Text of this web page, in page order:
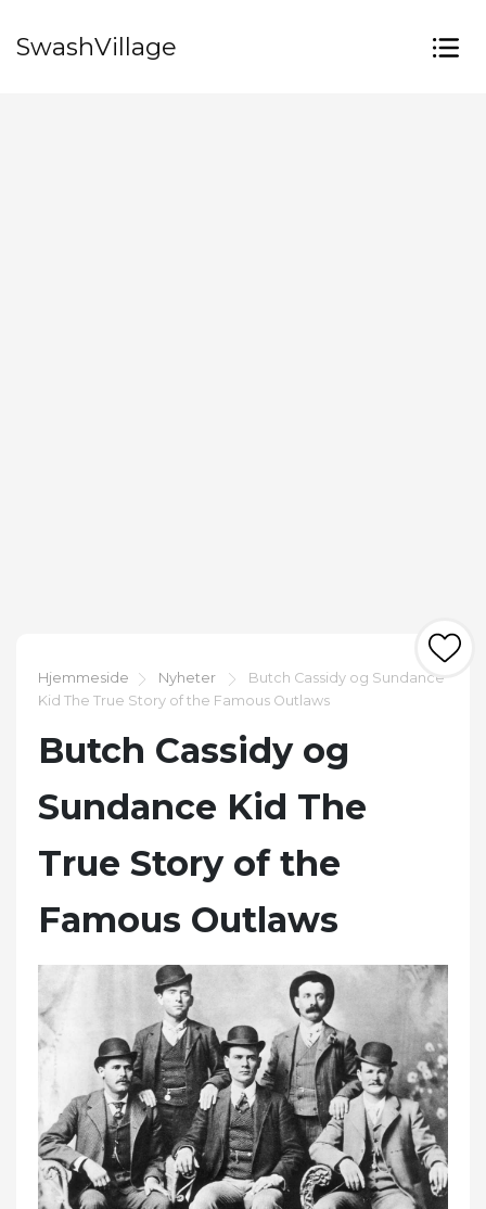
SwashVillage
Hjemmeside Nyheter
Butch Cassidy og Sundance
Kid The True Story of the Famous Outlaws
Butch Cassidy og
Sundance Kid The
True Story of the
Famous Outlaws